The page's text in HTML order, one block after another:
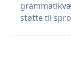
støtte til